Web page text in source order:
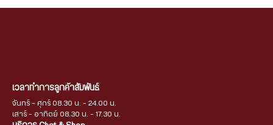
เวลาทำการลูกค้าสัมพันธ์
จันทร์ - ศุกร์ 08.30 น. - 24.00 น.
เสาร์ - อาทิตย์ 08.30 น. - 17.30 น.